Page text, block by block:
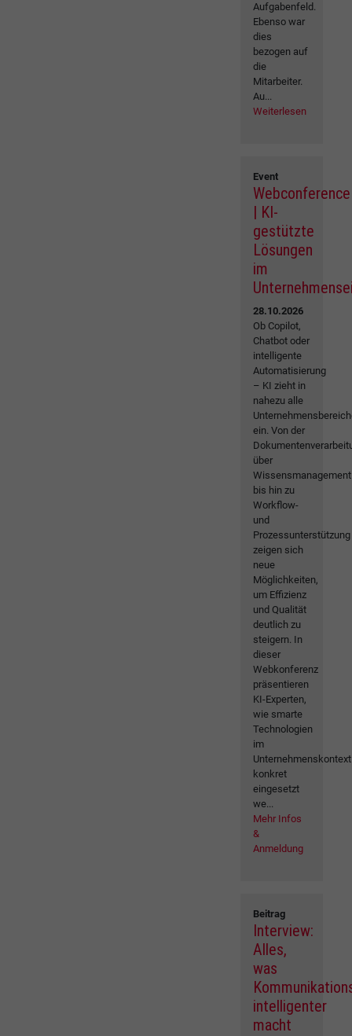
Aufgabenfeld.
Ebenso war
dies
bezogen auf
die
Mitarbeiter.
Au...
Weiterlesen
Event
Webconference
| KI-
gestützte
Lösungen
im
28.10.2026
Ob Copilot,
Chatbot oder
intelligente
Automatisierung
– KI zieht in
nahezu alle
ein. Von der
über
Wissensmanagement
bis hin zu
Workflow-
und
Prozessunterstützung
zeigen sich
neue
Möglichkeiten,
um Effizienz
und Qualität
deutlich zu
steigern. In
dieser
Webkonferenz
präsentieren
KI-Experten,
wie smarte
Technologien
im
Unternehmenskontext
konkret
eingesetzt
we...
Mehr Infos
&
Anmeldung
Beitrag
Interview:
Alles,
was
intelligenter
macht